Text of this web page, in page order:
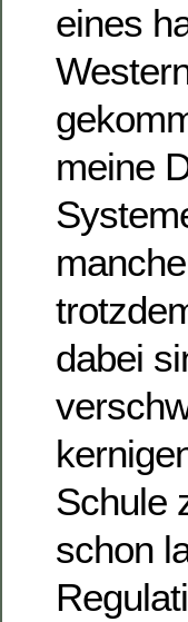
eines
meine
dabei
Schule
schon